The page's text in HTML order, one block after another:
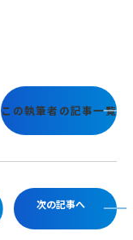
この執筆者の記事一覧
次の記事へ